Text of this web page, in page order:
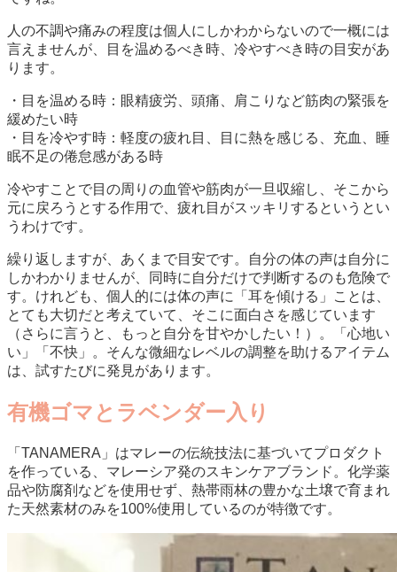
人の不調や痛みの程度は個人にしかわからないので一概には
言えませんが、目を温めるべき時、冷やすべき時の目安があ
ります。
・目を温める時：眼精疲労、頭痛、肩こりなど筋肉の緊張を
緩めたい時
・目を冷やす時：軽度の疲れ目、目に熱を感じる、充血、睡
眠不足の倦怠感がある時
冷やすことで目の周りの血管や筋肉が一旦収縮し、そこから
元に戻ろうとする作用で、疲れ目がスッキリするというとい
うわけです。
繰り返しますが、あくまで目安です。自分の体の声は自分に
しかわかりませんが、同時に自分だけで判断するのも危険で
す。けれども、個人的には体の声に「耳を傾ける」ことは、
とても大切だと考えていて、そこに面白さを感じています
（さらに言うと、もっと自分を甘やかしたい！）。「心地い
い」「不快」。そんな微細なレベルの調整を助けるアイテム
は、試すたびに発見があります。
有機ゴマとラベンダー入り
「TANAMERA」はマレーの伝統技法に基づいてプロダクト
を作っている、マレーシア発のスキンケアブランド。化学薬
品や防腐剤などを使用せず、熱帯雨林の豊かな土壌で育まれ
た天然素材のみを100%使用しているのが特徴です。